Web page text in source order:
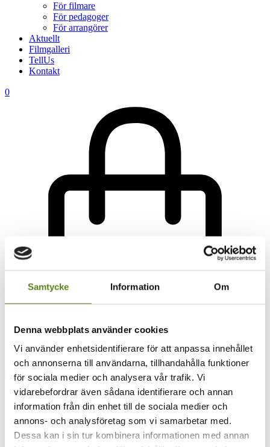
Samtycke Information Om
Denna webbplats använder cookies
Vi använder enhetsidentifierare för att anpassa innehållet
och annonserna till användarna, tillhandahålla funktioner
för sociala medier och analysera vår trafik. Vi
vidarebefordrar även sådana identifierare och annan
information från din enhet till de sociala medier och
annons- och analysföretag som vi samarbetar med.
Dessa kan i sin tur kombinera informationen med annan
För filmare
För pedagoger
För arrangörer
Aktuellt
Filmgalleri
TellUs
Kontakt
0
Varukorg
Boka
Boka